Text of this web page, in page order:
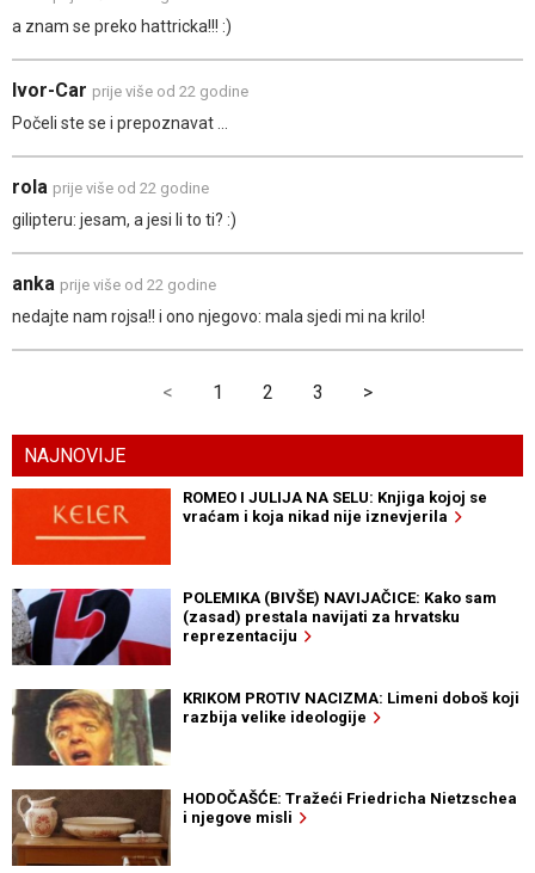
a znam se preko hattricka!!! :)
Ivor-Car prije više od 22 godine
Počeli ste se i prepoznavat ...
rola prije više od 22 godine
gilipteru: jesam, a jesi li to ti? :)
anka prije više od 22 godine
nedajte nam rojsa!! i ono njegovo: mala sjedi mi na krilo!
< 1 2 3 >
NAJNOVIJE
ROMEO I JULIJA NA SELU: Knjiga kojoj se
vraćam i koja nikad nije iznevjerila
POLEMIKA (BIVŠE) NAVIJAČICE: Kako sam
(zasad) prestala navijati za hrvatsku
reprezentaciju
KRIKOM PROTIV NACIZMA: Limeni doboš koji
razbija velike ideologije
HODOČAŠĆE: Tražeći Friedricha Nietzschea
i njegove misli